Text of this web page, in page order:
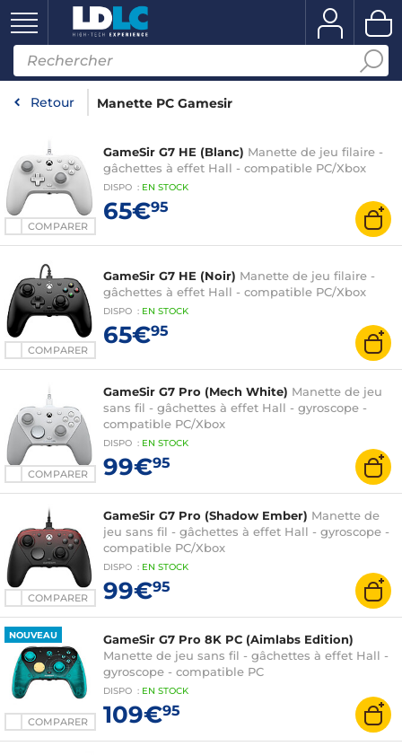
Retour Manette PC Gamesir
COMPARER
GameSir G7 HE (Blanc) Manette de jeu filaire -
gâchettes à effet Hall - compatible PC/Xbox
DISPO : EN STOCK
65€95
COMPARER
GameSir G7 HE (Noir) Manette de jeu filaire -
gâchettes à effet Hall - compatible PC/Xbox
DISPO : EN STOCK
65€95
COMPARER
GameSir G7 Pro (Mech White) Manette de jeu
sans fil - gâchettes à effet Hall - gyroscope -
compatible PC/Xbox
DISPO : EN STOCK
99€95
COMPARER
GameSir G7 Pro (Shadow Ember) Manette de
jeu sans fil - gâchettes à effet Hall - gyroscope -
compatible PC/Xbox
DISPO : EN STOCK
99€95
NOUVEAU
COMPARER
GameSir G7 Pro 8K PC (Aimlabs Edition)
Manette de jeu sans fil - gâchettes à effet Hall -
gyroscope - compatible PC
DISPO : EN STOCK
109€95